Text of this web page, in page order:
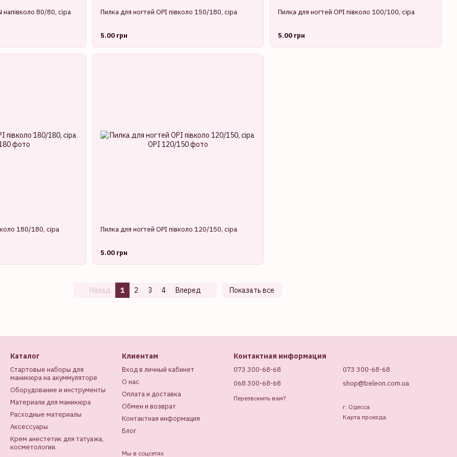
напівколо 80/80, сіра Пилка для ногтей OPI півколо 150/180, сіра
5.00 грн
Пилка для ногтей OPI півколо 100/100, сіра
5.00 грн
180/180, сіра Пилка для ногтей OPI півколо 120/150, сіра
5.00 грн
Назад 1 2 3 4 Вперед Показать все
Каталог
Стартовые наборы для
маникюра на акуммуляторе
Оборудование и инструменты
Материали для маникюра
Расходные материалы
Аксессуары
Крем анестетик для татуажа,
косметологии.
Клиентам
Вход в личный кабинет
О нас
Оплата и доставка
Обмен и возврат
Контактная информация
Блог
Мы в соцсетях
Контактная информация
073 300-68-68
068 300-68-68
Перезвонить вам?
073 300-68-68
shop@beleon.com.ua
г. Одесса
Карта проезда